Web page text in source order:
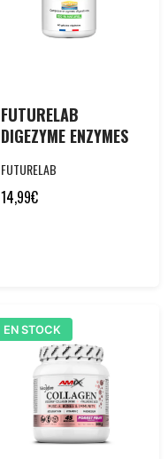
FUTURELAB
DIGEZYME ENZYMES
FUTURELAB
14,99€
EN STOCK